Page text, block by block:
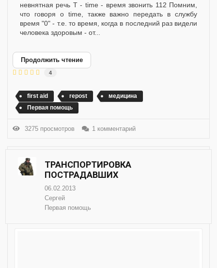
невнятная речь T - time - время звонить 112 Помним,
что говоря о time, также важно передать в службу
время "0" - т.е. то время, когда в последний раз видели
человека здоровым - от...
Продолжить чтение
4
first aid repost
медицина
Первая помощь
3275 просмотров 1 комментарий
ТРАНСПОРТИРОВКА
ПОСТРАДАВШИХ
06.02.2013
Сергей
Первая помощь